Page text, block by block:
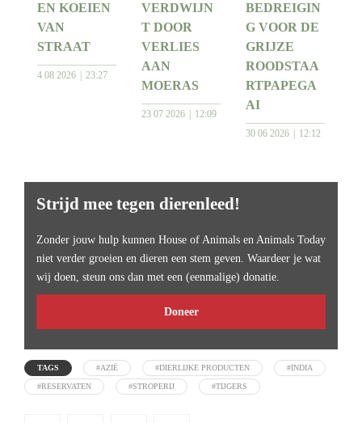
EN KOEIEN
VAN
STRAAT
4 08 2026 23:27
VERDWIJN
T DOOR
VERLIES
AAN
MOERAS
23 07 2026 12:09
BEDREIGIN
G VOOR DE
GRIJZE
ROODSTAA
RTPAPEGA
AI
30 06 2026 12:12
Strijd mee tegen dierenleed!
Zonder jouw hulp kunnen House of Animals en Animals Today
niet verder groeien en dieren een stem geven. Waardeer je wat
wij doen, steun ons dan met een (eenmalige) donatie.
Doneer
TAGS #AZIË #DIERLIJKE PRODUCTEN #INDIA
#RESERVATEN #STROPERIJ #TIJGERS